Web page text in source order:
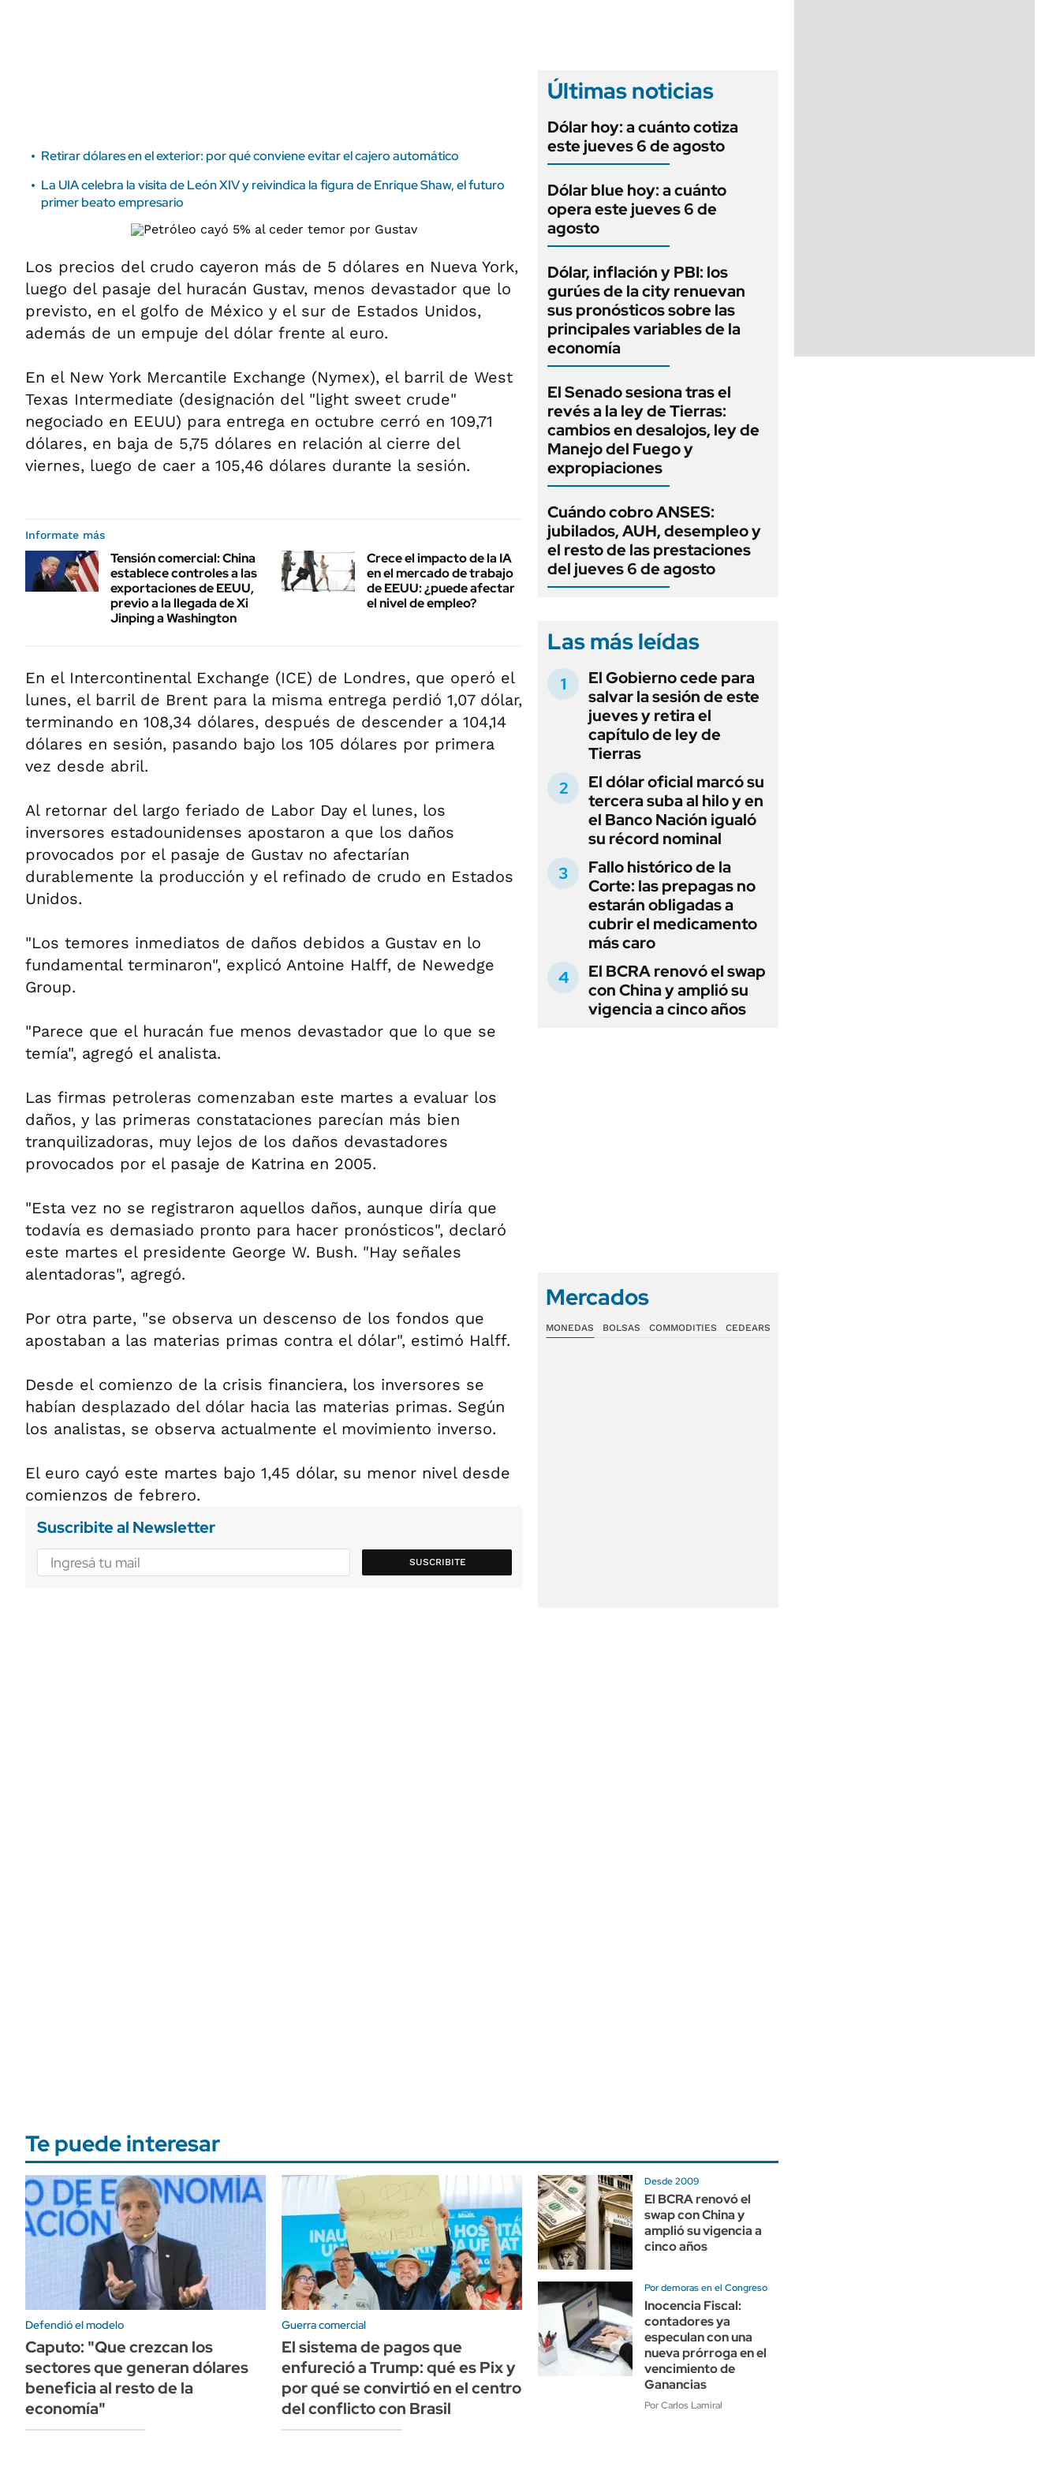
Retirar dólares en el exterior: por qué conviene evitar el cajero automático
La UIA celebra la visita de León XIV y reivindica la figura de Enrique Shaw, el futuro
primer beato empresario
Los precios del crudo cayeron más de 5 dólares en Nueva York,
luego del pasaje del huracán Gustav, menos devastador que lo
previsto, en el golfo de México y el sur de Estados Unidos,
además de un empuje del dólar frente al euro.
En el New York Mercantile Exchange (Nymex), el barril de West
Texas Intermediate (designación del "light sweet crude"
negociado en EEUU) para entrega en octubre cerró en 109,71
dólares, en baja de 5,75 dólares en relación al cierre del
viernes, luego de caer a 105,46 dólares durante la sesión.
Informate más
Tensión comercial: China
establece controles a las
exportaciones de EEUU,
previo a la llegada de Xi
Jinping a Washington
Crece el impacto de la IA
en el mercado de trabajo
de EEUU: ¿puede afectar
el nivel de empleo?
En el Intercontinental Exchange (ICE) de Londres, que operó el
lunes, el barril de Brent para la misma entrega perdió 1,07 dólar,
terminando en 108,34 dólares, después de descender a 104,14
dólares en sesión, pasando bajo los 105 dólares por primera
vez desde abril.
Al retornar del largo feriado de Labor Day el lunes, los
inversores estadounidenses apostaron a que los daños
provocados por el pasaje de Gustav no afectarían
durablemente la producción y el refinado de crudo en Estados
Unidos.
"Los temores inmediatos de daños debidos a Gustav en lo
fundamental terminaron", explicó Antoine Halff, de Newedge
Group.
"Parece que el huracán fue menos devastador que lo que se
temía", agregó el analista.
Las firmas petroleras comenzaban este martes a evaluar los
daños, y las primeras constataciones parecían más bien
tranquilizadoras, muy lejos de los daños devastadores
provocados por el pasaje de Katrina en 2005.
"Esta vez no se registraron aquellos daños, aunque diría que
todavía es demasiado pronto para hacer pronósticos", declaró
este martes el presidente George W. Bush. "Hay señales
alentadoras", agregó.
Por otra parte, "se observa un descenso de los fondos que
apostaban a las materias primas contra el dólar", estimó Halff.
Desde el comienzo de la crisis financiera, los inversores se
habían desplazado del dólar hacia las materias primas. Según
los analistas, se observa actualmente el movimiento inverso.
El euro cayó este martes bajo 1,45 dólar, su menor nivel desde
comienzos de febrero.
Suscribite al Newsletter
SUSCRIBITE
Últimas noticias
Dólar hoy: a cuánto cotiza
este jueves 6 de agosto
Dólar blue hoy: a cuánto
opera este jueves 6 de
agosto
Dólar, inflación y PBI: los
gurúes de la city renuevan
sus pronósticos sobre las
principales variables de la
economía
El Senado sesiona tras el
revés a la ley de Tierras:
cambios en desalojos, ley de
Manejo del Fuego y
expropiaciones
Cuándo cobro ANSES:
jubilados, AUH, desempleo y
el resto de las prestaciones
del jueves 6 de agosto
Las más leídas
El Gobierno cede para
salvar la sesión de este
jueves y retira el
capítulo de ley de
Tierras
El dólar oficial marcó su
tercera suba al hilo y en
el Banco Nación igualó
su récord nominal
Fallo histórico de la
Corte: las prepagas no
estarán obligadas a
cubrir el medicamento
más caro
El BCRA renovó el swap
con China y amplió su
vigencia a cinco años
Mercados
MONEDAS BOLSAS COMMODITIES CEDEARS
Te puede interesar
Defendió el modelo
Caputo: "Que crezcan los
sectores que generan dólares
beneficia al resto de la
economía"
Guerra comercial
El sistema de pagos que
enfureció a Trump: qué es Pix y
por qué se convirtió en el centro
del conflicto con Brasil
Desde 2009
El BCRA renovó el
swap con China y
amplió su vigencia a
cinco años
Por demoras en el Congreso
Inocencia Fiscal:
contadores ya
especulan con una
nueva prórroga en el
vencimiento de
Ganancias
Por Carlos Lamiral